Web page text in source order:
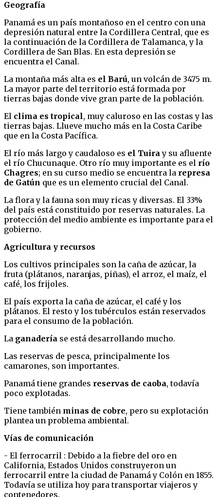
Geografía
Panamá es un país montañoso en el centro con una
depresión natural entre la Cordillera Central, que es
la continuación de la Cordillera de Talamanca, y la
Cordillera de San Blas. En esta depresión se
encuentra el Canal.
La montaña más alta es el Barú, un volcán de 3475 m.
La mayor parte del territorio está formada por
tierras bajas donde vive gran parte de la población.
El clima es tropical, muy caluroso en las costas y las
tierras bajas. Llueve mucho más en la Costa Caribe
que en la Costa Pacífica.
El río más largo y caudaloso es el Tuiray su afluente
el río Chucunaque. Otro río muy importante es el río
Chagres; en su curso medio se encuentra la represa
de Gatún que es un elemento crucial del Canal.
La flora y la fauna son muy ricas y diversas. El 33%
del país está constituido por reservas naturales. La
protección del medio ambiente es importante para el
gobierno.
Agricultura y recursos
Los cultivos principales son la caña de azúcar, la
fruta (plátanos, naranjas, piñas), el arroz, el maíz, el
café, los frijoles.
El país exporta la caña de azúcar, el café y los
plátanos. El resto y los tubérculos están reservados
para el consumo de la población.
La ganadería se está desarrollando mucho.
Las reservas de pesca, principalmente los
camarones, son importantes.
Panamá tiene grandes reservas de caoba, todavía
poco explotadas.
Tiene también minas de cobre, pero su explotación
plantea un problema ambiental.
Vías de comunicación
- El ferrocarril : Debido a la fiebre del oro en
California, Estados Unidos construyeron un
ferrocarril entre la ciudad de Panamá y Colón en 1855.
Todavía se utiliza hoy para transportar viajeros y
contenedores.